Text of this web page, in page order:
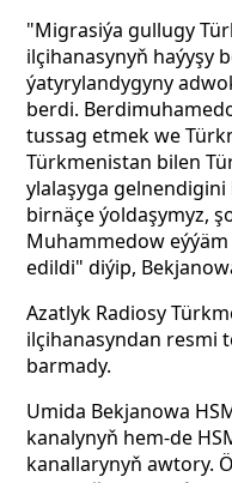
"Migrasiýa gullugy
ilçihanasynyň haýyşy
ýatyrylandygyny
berdi.
tussag etmek we
Türkmenistan bilen
ylalaşyga
birnäçe ýoldaşymyz,
Muhammedow
edildi" diýip,
Azatlyk Radiosy
ilçihanasyndan resmi
barmady.
Umida Bekjanowa
kanalynyň hem-de
kanallarynyň awtory.